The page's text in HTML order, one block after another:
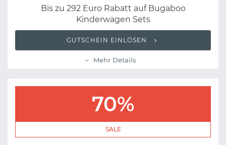
Bis zu 292 Euro Rabatt auf Bugaboo
Kinderwagen Sets
GUTSCHEIN EINLÖSEN
Mehr Details
70%
SALE